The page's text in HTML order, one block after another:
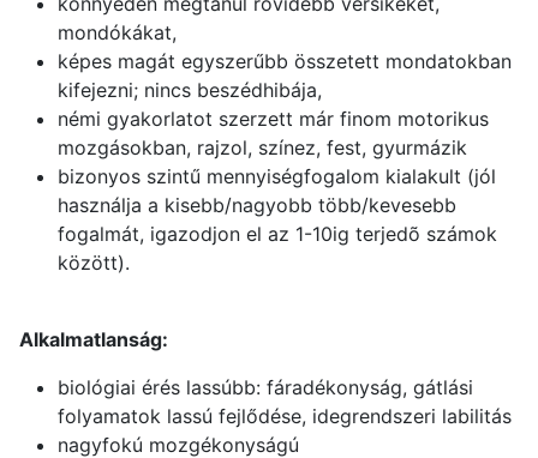
mondókákat,
képes magát egyszerűbb összetett mondatokban
kifejezni; nincs beszédhibája,
némi gyakorlatot szerzett már finom motorikus
mozgásokban, rajzol, színez, fest, gyurmázik
bizonyos szintű mennyiségfogalom kialakult (jól
használja a kisebb/nagyobb több/kevesebb
fogalmát, igazodjon el az 1-10ig terjedõ számok
között).
Alkalmatlanság:
biológiai érés lassúbb: fáradékonyság, gátlási
folyamatok lassú fejlődése, idegrendszeri labilitás
nagyfokú mozgékonyságú